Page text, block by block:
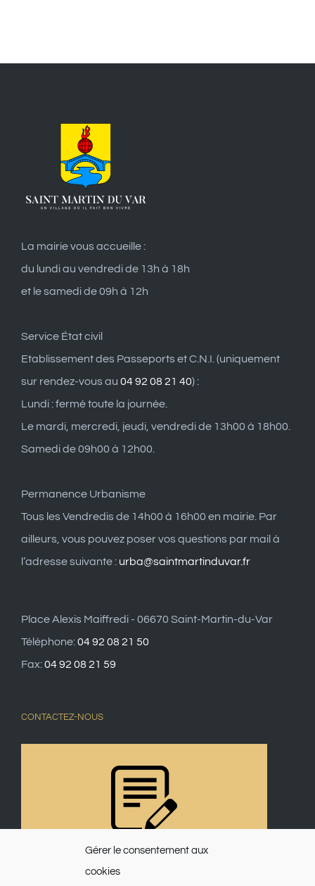
Gérer le consentement aux
cookies
La mairie vous accueille :
du lundi au vendredi de 13h à 18h
et le samedi de 09h à 12h
Service État civil
Etablissement des Passeports et C.N.I. (uniquement
sur rendez-vous au 04 92 08 21 40) :
Lundi : fermé toute la journée.
Le mardi, mercredi, jeudi, vendredi de 13h00 à 18h00.
Samedi de 09h00 à 12h00.
Permanence Urbanisme
Tous les Vendredis de 14h00 à 16h00 en mairie. Par
ailleurs, vous pouvez poser vos questions par mail à
l’adresse suivante : urba@saintmartinduvar.fr
Place Alexis Maiffredi - 06670 Saint-Martin-du-Var
Téléphone:04 92 08 21 50
Fax:04 92 08 21 59
CONTACTEZ-NOUS